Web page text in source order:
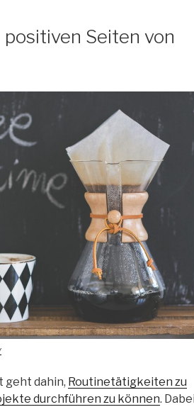
Seiten von
geht dahin, Routinetätigkeiten zu
durchführen zu können. Dabei